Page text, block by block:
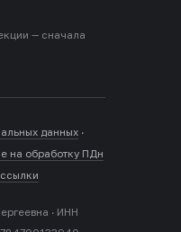
— сначала
данных ·
на обработку ПДн
· ИНН